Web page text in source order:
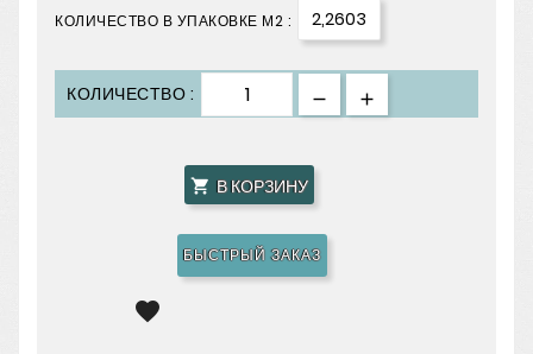
КОЛИЧЕСТВО В УПАКОВКЕ М2 : 2,2603
КОЛИЧЕСТВО :
 В КОРЗИНУ
БЫСТРЫЙ ЗАКАЗ
